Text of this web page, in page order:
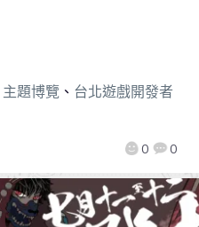
0 0
主題博覽 、 台北遊戲開發者